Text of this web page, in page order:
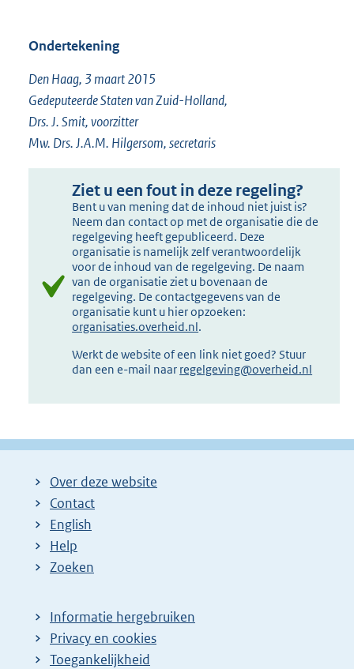
Ondertekening
Den Haag, 3 maart 2015
Gedeputeerde Staten van Zuid-Holland,
Drs. J. Smit, voorzitter
Mw. Drs. J.A.M. Hilgersom, secretaris
Ziet u een fout in deze regeling?
Bent u van mening dat de inhoud niet juist is?
Neem dan contact op met de organisatie die de
regelgeving heeft gepubliceerd. Deze
organisatie is namelijk zelf verantwoordelijk
voor de inhoud van de regelgeving. De naam
van de organisatie ziet u bovenaan de
regelgeving. De contactgegevens van de
organisatie kunt u hier opzoeken:
organisaties.overheid.nl.
Werkt de website of een link niet goed? Stuur
dan een e-mail naar regelgeving@overheid.nl
Over deze website
Contact
English
Help
Zoeken
Informatie hergebruiken
Privacy en cookies
Toegankelijkheid